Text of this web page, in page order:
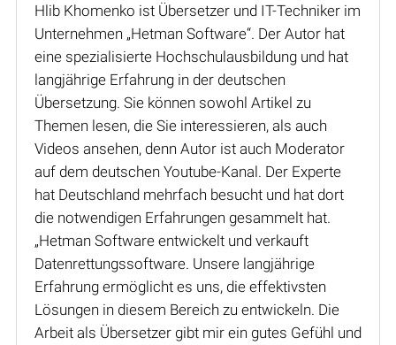
Hlib Khomenko ist Übersetzer und IT-Techniker im
Unternehmen „Hetman Software“. Der Autor hat
eine spezialisierte Hochschulausbildung und hat
langjährige Erfahrung in der deutschen
Übersetzung. Sie können sowohl Artikel zu
Themen lesen, die Sie interessieren, als auch
Videos ansehen, denn Autor ist auch Moderator
auf dem deutschen Youtube-Kanal. Der Experte
hat Deutschland mehrfach besucht und hat dort
die notwendigen Erfahrungen gesammelt hat.
„Hetman Software entwickelt und verkauft
Datenrettungssoftware. Unsere langjährige
Erfahrung ermöglicht es uns, die effektivsten
Lösungen in diesem Bereich zu entwickeln. Die
Arbeit als Übersetzer gibt mir ein gutes Gefühl und